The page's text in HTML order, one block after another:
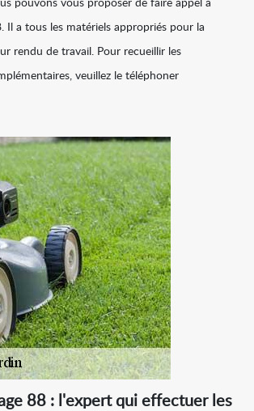
pouvons vous proposer de faire appel à
Il a tous les matériels appropriés pour la
rendu de travail. Pour recueillir les
veuillez le téléphoner
88 : l'expert qui effectuer les